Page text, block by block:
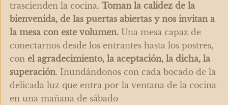
trascienden la cocina. Toman la calidez de la
bienvenida, de las puertas abiertas y nos invitan a
la mesa con este volumen.Una mesa capaz de
conectarnos desde los entrantes hasta los postres,
con el agradecimiento, la aceptación, la dicha, la
superación. Inundándonos con cada bocado de la
delicada luz que entra por la ventana de la cocina
en una mañana de sábado